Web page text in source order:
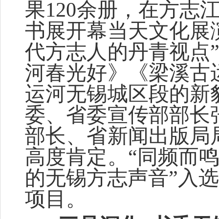
果120余册，在方志
书展开幕当天文化
代方志人的丹青视点
河春光好》《梁溪
运河无锡城区段的
委、省委宣传部部长
部长、省新闻出版局
高度肯定。 “同频而鸣
的无锡方志声音”入
项目 。